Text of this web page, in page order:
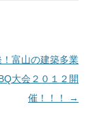
富山の建築多業
大会２０１２開
催！！！
→